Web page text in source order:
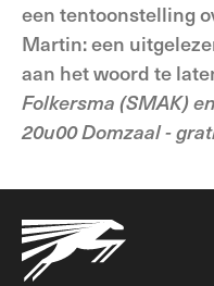
een tentoonstelling
Martin: een
aan het woord te
Folkersma (SMAK)
20u00 Domzaal -